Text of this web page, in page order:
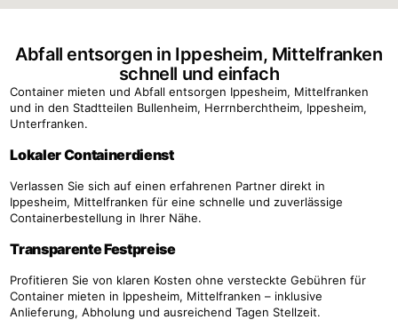
Abfall entsorgen in Ippesheim, Mittelfranken
schnell und einfach
Container mieten und Abfall entsorgen Ippesheim, Mittelfranken
und in den Stadtteilen Bullenheim, Herrnberchtheim, Ippesheim,
Unterfranken.
Lokaler Containerdienst
Verlassen Sie sich auf einen erfahrenen Partner direkt in
Ippesheim, Mittelfranken für eine schnelle und zuverlässige
Containerbestellung in Ihrer Nähe.
Transparente Festpreise
Profitieren Sie von klaren Kosten ohne versteckte Gebühren für
Container mieten in Ippesheim, Mittelfranken – inklusive
Anlieferung, Abholung und ausreichend Tagen Stellzeit.